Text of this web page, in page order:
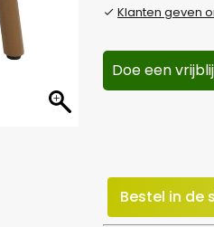
Klanten geven
Doe een
Bestel in de